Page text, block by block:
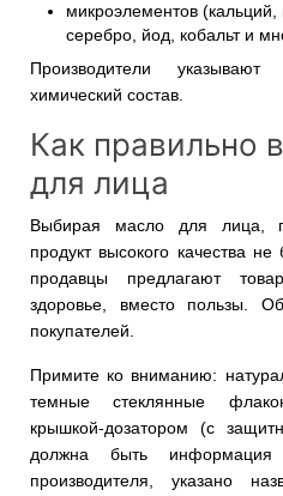
микроэлементов (кальций,
серебро, йод, кобальт и
Производители
химический состав.
Как правильно
для лица
Выбирая масло для лица,
продукт высокого качества
продавцы предлагают
здоровье, вместо пользы.
покупателей.
Примите ко вниманию:
темные стеклянные
крышкой-дозатором (с
должна быть
производителя, указано